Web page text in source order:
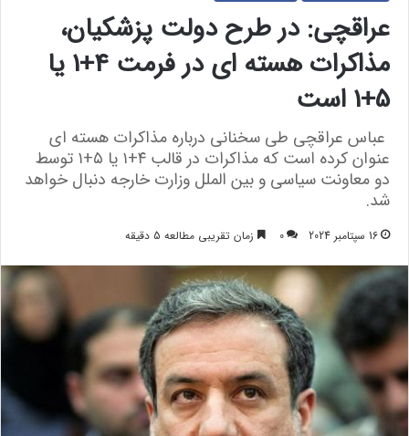
عراقچی: در طرح دولت پزشکیان،
مذاکرات هسته ای در فرمت 4+1 یا
5+1 است
عباس عراقچی طی سخنانی درباره مذاکرات هسته ای
عنوان کرده است که مذاکرات در قالب ۴+۱ یا ۵+۱ توسط
دو معاونت سیاسی و بین الملل وزارت خارجه دنبال خواهد
شد.
16 سپتامبر 2024 0 زمان تقریبی مطالعه 5 دقیقه